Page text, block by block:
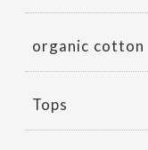
organic cotton
Tops